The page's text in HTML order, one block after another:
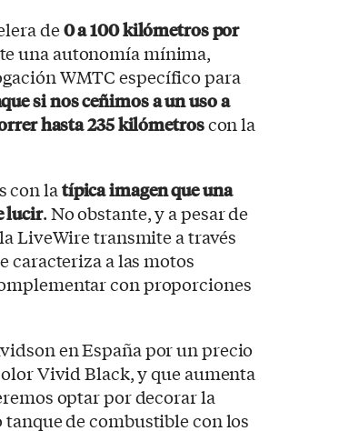
de0 a 100 kilómetros por
una autonomía mínima,
WMTC específico para
si nos ceñimos a un uso a
hasta 235 kilómetroscon la
con latípica imagen que una
lucir. No obstante, y a pesar de
LiveWire transmite a través
caracteriza a las motos
con proporciones
en España por un precio
Vivid Black, y que aumenta
optar por decorar la
de combustible con los